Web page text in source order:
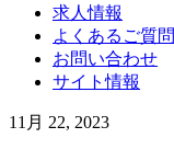
求人情報
よくあるご質問
お問い合わせ
サイト情報
11月 22, 2023